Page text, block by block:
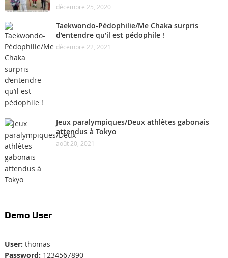
décembre 25, 2020
Taekwondo-Pédophilie/Me Chaka surpris
d’entendre qu’il est pédophile !
décembre 22, 2021
Jeux paralympiques/Deux athlètes gabonais
attendus à Tokyo
août 20, 2021
Demo User
User: thomas
Password: 1234567890